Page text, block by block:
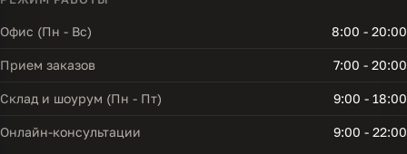
Офис (Пн - Вс) 8:00 - 20:00
Прием заказов 7:00 - 20:00
Склад и шоурум (Пн - Пт) 9:00 - 18:00
Онлайн-консультации 9:00 - 22:00